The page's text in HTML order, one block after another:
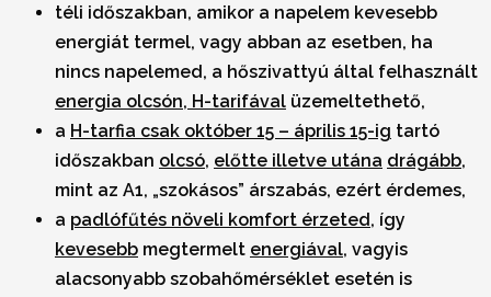
téli időszakban, amikor a napelem kevesebb
energiát termel, vagy abban az esetben, ha
nincs napelemed, a hőszivattyú által felhasznált
energia olcsón, H-tarifával üzemeltethető,
a H-tarfia csak október 15 – április 15-ig tartó
időszakban olcsó, előtte illetve utána drágább,
mint az A1, „szokásos” árszabás, ezért érdemes,
a padlófűtés növeli komfort érzeted, így
kevesebb megtermelt energiával, vagyis
alacsonyabb szobahőmérséklet esetén is